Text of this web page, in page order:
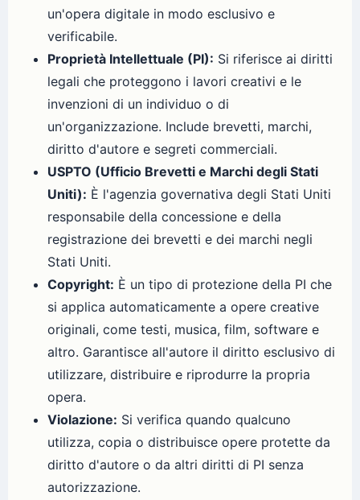
un'opera digitale in modo esclusivo e
verificabile.
Proprietà Intellettuale (PI): Si riferisce ai diritti
legali che proteggono i lavori creativi e le
invenzioni di un individuo o di
un'organizzazione. Include brevetti, marchi,
diritto d'autore e segreti commerciali.
USPTO (Ufficio Brevetti e Marchi degli Stati
Uniti): È l'agenzia governativa degli Stati Uniti
responsabile della concessione e della
registrazione dei brevetti e dei marchi negli
Stati Uniti.
Copyright: È un tipo di protezione della PI che
si applica automaticamente a opere creative
originali, come testi, musica, film, software e
altro. Garantisce all'autore il diritto esclusivo di
utilizzare, distribuire e riprodurre la propria
opera.
Violazione: Si verifica quando qualcuno
utilizza, copia o distribuisce opere protette da
diritto d'autore o da altri diritti di PI senza
autorizzazione.